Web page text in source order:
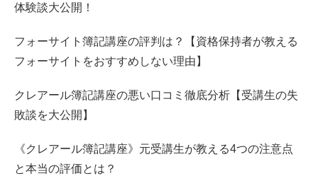
体験談大公開！
フォーサイト簿記講座の評判は？【資格保持者が教える
フォーサイトをおすすめしない理由】
クレアール簿記講座の悪い口コミ徹底分析【受講生の失
敗談を大公開】
《クレアール簿記講座》元受講生が教える4つの注意点
と本当の評価とは？